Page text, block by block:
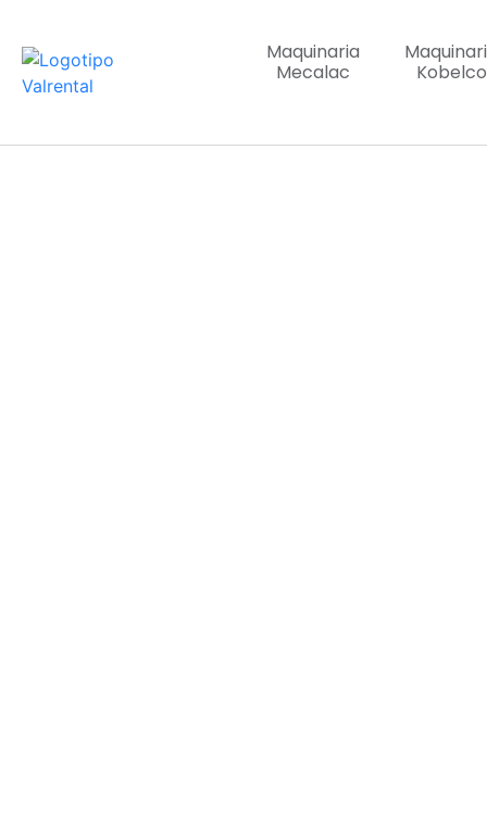
Maquinaria
Mecalac
Kobelco